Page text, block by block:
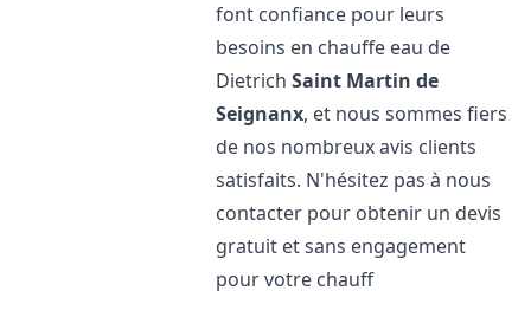
font confiance pour leurs
besoins en chauffe eau de
DietrichSaint Martin de
Seignanx, et nous sommes fiers
de nos nombreux avis clients
satisfaits. N'hésitez pas à nous
contacter pour obtenir un devis
gratuit et sans engagement
pour votre chauff